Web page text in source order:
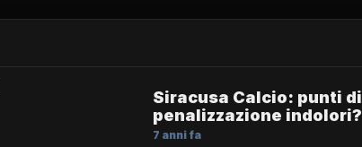
Siracusa Calcio: punti di
penalizzazione indolori?
7 anni fa